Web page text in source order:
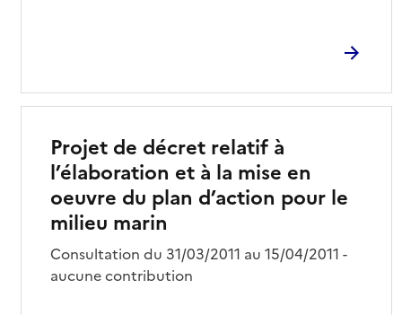
Projet de décret relatif à
l’élaboration et à la mise en
oeuvre du plan d’action pour le
milieu marin
Consultation du 31/03/2011 au 15/04/2011 -
aucune contribution